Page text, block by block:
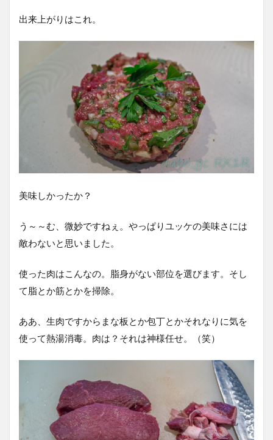
出来上がりはこれ。
美味しかったか？
う～～む、微妙ですねぇ。やっぱりユッケの美味さには
敵わないと思いました。
使った肉はこんなの。脂身がない部位を選びます。そし
て脂とか筋とかを掃除。
ああ、生肉ですからまな板とか包丁とかそれなりに気を
使って熱湯消毒。肉は？それは神様任せ。（笑）